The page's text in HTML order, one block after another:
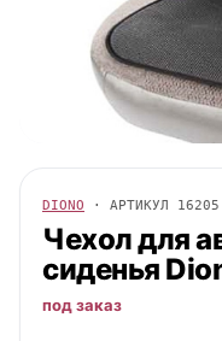
DIONO · АРТИКУЛ 16205
Чехол для
сиденья
под заказ